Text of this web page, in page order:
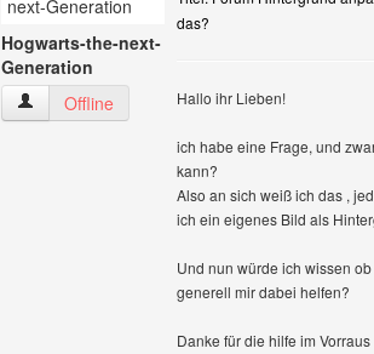
Hogwarts-the-next-
Generation
Hogwarts-the-next-Generation Benutzer-
Offline
das?
Hallo ihr Lieben!
ich habe eine Frage, und
kann?
Also an sich weiß ich das ,
ich ein eigenes Bild als
Und nun würde ich wissen
generell mir dabei helfen?
Danke für die hilfe im Vorraus